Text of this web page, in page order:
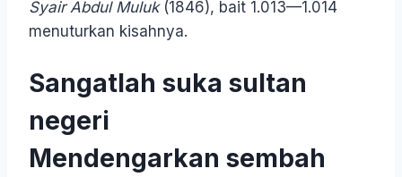
Syair Abdul Muluk(1846), bait 1.013—1.014
menuturkan kisahnya.
Sangatlah suka sultan
negeri
Mendengarkan sembah